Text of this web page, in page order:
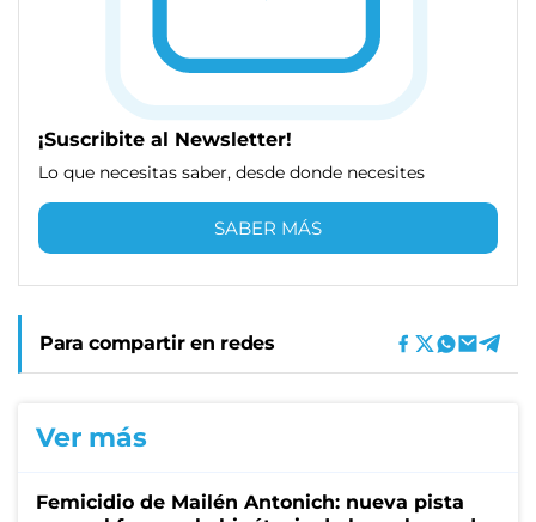
¡Suscribite al Newsletter!
Lo que necesitas saber, desde donde necesites
SABER MÁS
Para compartir en redes
Ver más
Femicidio de Mailén Antonich: nueva pista